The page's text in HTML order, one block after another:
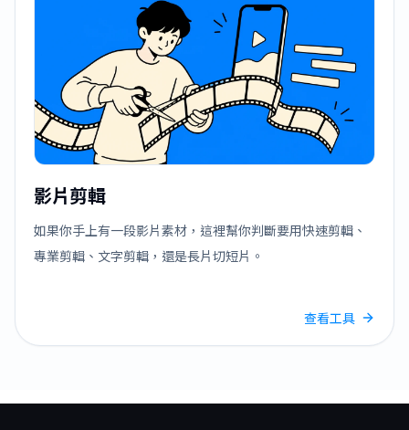
影片剪輯
如果你手上有一段影片素材，這裡幫你判斷要用快速剪輯、
專業剪輯、文字剪輯，還是長片切短片。
查看工具